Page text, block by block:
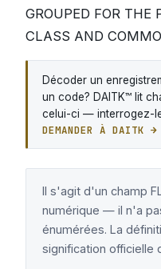
GROUPED FOR THE
CLASS AND
Décoder un
un code? DAITK™ lit
celui-ci — interrogez-
DEMANDER À DAITK →
Il s'agit d'un champ
numérique — il n'a
énumérées. La
signification officielle